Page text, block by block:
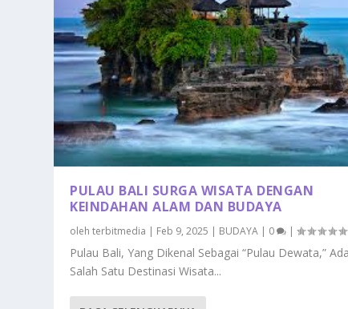
PULAU BALI SURGA WISATA DENGAN
KEINDAHAN ALAM DAN BUDAYA
olehterbitmedia | Feb 9, 2025 | BUDAYA | 0 |
Pulau Bali, Yang Dikenal Sebagai “Pulau Dewata,”
Salah Satu Destinasi Wisata...